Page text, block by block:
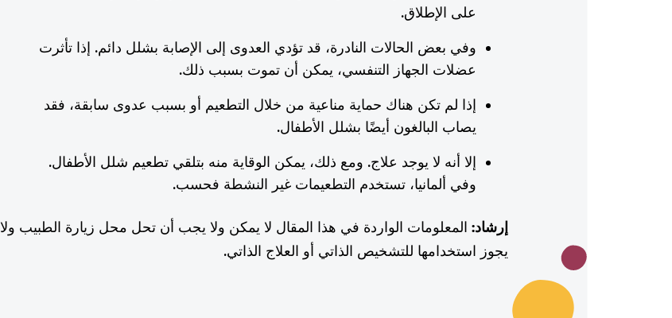
على الإطلاق.
وفي بعض الحالات النادرة، قد تؤدي العدوى إلى الإصابة بشلل دائم. إذا تأثرت
عضلات الجهاز التنفسي، يمكن أن تموت بسبب ذلك.
إذا لم تكن هناك حماية مناعية من خلال التطعيم أو بسبب عدوى سابقة، فقد
يصاب البالغون أيضًا بشلل الأطفال.
إلا أنه لا يوجد علاج. ومع ذلك، يمكن الوقاية منه بتلقي تطعيم شلل الأطفال.
وفي ألمانيا، تستخدم التطعيمات غير النشطة فحسب.
إرشاد: المعلومات الواردة في هذا المقال لا يمكن ولا يجب أن تحل محل زيارة الطبيب ولا
يجوز استخدامها للتشخيص الذاتي أو العلاج الذاتي.